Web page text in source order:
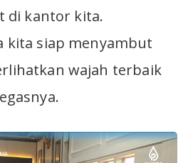
di kantor kita.
kita siap menyambut
wajah terbaik